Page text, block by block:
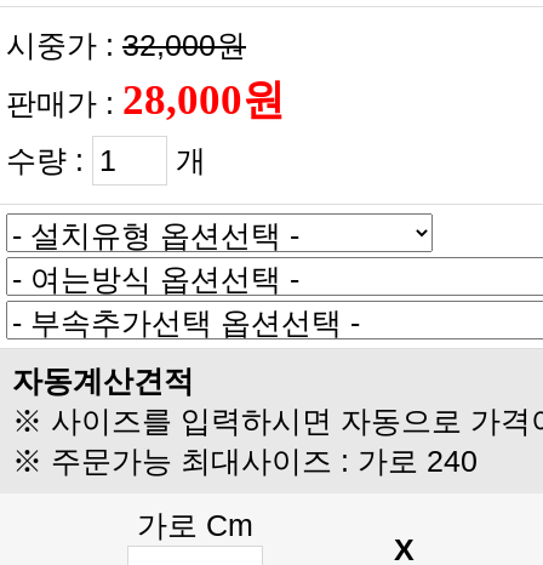
시중가 : 32,000원
판매가 :
수량 :
개
자동계산견적
※ 사이즈를 입력하시면 자동으로 가격
※ 주문가능 최대사이즈 : 가로 240
가로 Cm
X